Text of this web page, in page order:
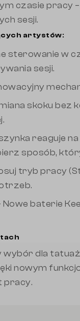
czasie pracy
sesji.
artystów:
sterowanie w
sesji.
skoku bez
reaguje
sposób,
tryb pracy
Nowe baterie
wybór dla
nowym
pracy.